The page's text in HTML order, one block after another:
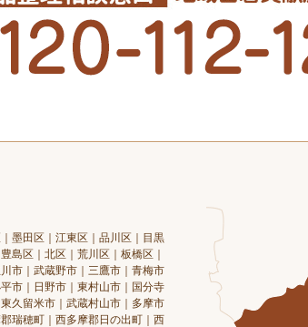
墨田区｜江東区｜品川区｜目黒
島区｜北区｜荒川区｜板橋区｜
市｜武蔵野市｜三鷹市｜青梅市
市｜日野市｜東村山市｜国分寺
久留米市｜武蔵村山市｜多摩市
瑞穂町｜西多摩郡日の出町｜西